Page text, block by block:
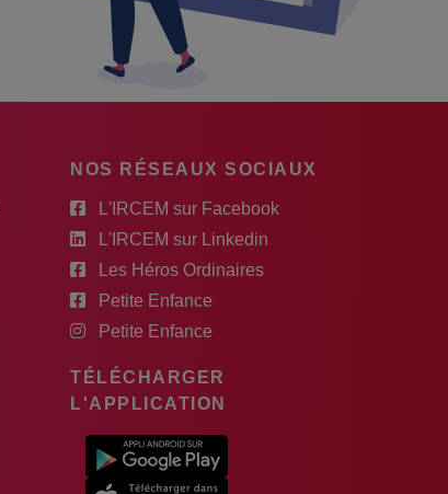
NOS RÉSEAUX SOCIAUX
L'IRCEM sur Facebook
L'IRCEM sur Linkedin
Les Héros Ordinaires
Petite Enfance
Petite Enfance
TÉLÉCHARGER
L'APPLICATION